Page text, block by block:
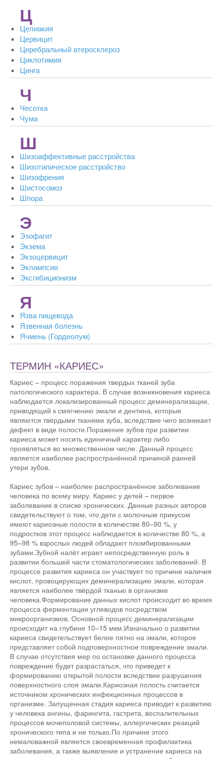
Ц
Целиакия
Цервицит
Церебральный атеросклероз
Циклотимия
Цинга
Ч
Чесотка
Чума
Ш
Шизоаффективные расстройства
Шизотипическое расстройство
Шизофрения
Шистосомоз
Шпора
Э
Эзофагит
Экзема
Экзоцервицит
Эклампсия
Эксгибиционизм
Я
Язва пищевода
Язвенная болезнь
Ячмень (Гордеолум)
ТЕРМИН «КАРИЕС»
Кариес – процесс поражения твердых тканей зуба
патологического характера. В случае возникновения кариеса
наблюдается локализированный процесс деминерализации,
приводящий к смягчению эмали и дентина, которые
являются твёрдыми тканями зуба, вследствие чего возникает
дефект в виде полости.Поражение зубов при развитии
кариеса может носить единичный характер либо
проявляться во множественном числе. Данный процесс
является наиболее распространённой причиной ранней
утери зубов.
Кариес зубов – наиболее распространённое заболевание
человека по всему миру. Кариес у детей – первое
заболевание в списке хронических. Данные разных авторов
свидетельствуют о том, что дети с молочным прикусом
имеют кариозные полости в количестве 80–90 %, у
подростков этот процесс наблюдается в количестве 80 %, а
95–98 % взрослых людей обладают пломбированными
зубами.Зубной налёт играет непосредственную роль в
развитии большей части стоматологических заболеваний. В
процессе развития кариеса он участвует по причине наличия
кислот, провоцирующих деминерализацию эмали, которая
является наиболее твёрдой тканью в организме
человека.Формирование данных кислот происходит во время
процесса ферментации углеводов посредством
микроорганизмов. Основной процесс деминерализации
происходит на глубине 10–15 мкм.Изначально о развитии
кариеса свидетельствует белое пятно на эмали, которое
представляет собой подповерхностное повреждение эмали.
В случае отсутствия мер по остановке данного процесса
повреждение будет разрастаться, что приведет к
формированию открытой полости вследствие разрушения
поверхностного слоя эмали.Кариозная полость считается
источником хронических инфекционных процессов в
организме. Запущенная стадия кариеса приводит к развитию
у человека ангины, фарингита, гастрита, воспалительных
процессов мочеполовой системы, аллергических реакций
хронического типа и не только.По причине этого
немаловажной является своевременная профилактика
заболевания, а также выявление и устранение кариеса на